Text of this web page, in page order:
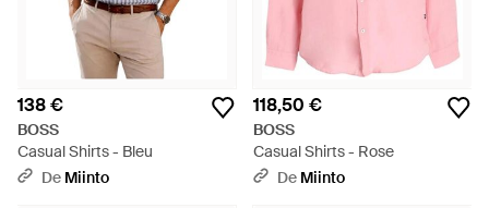
138 €
BOSS
Casual Shirts - Bleu
De Miinto
118,50 €
BOSS
Casual Shirts - Rose
De Miinto